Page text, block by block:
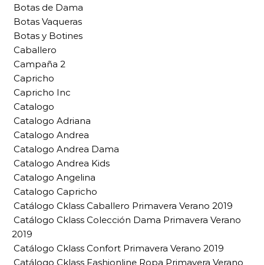
Botas de Dama
Botas Vaqueras
Botas y Botines
Caballero
Campaña 2
Capricho
Capricho Inc
Catalogo
Catalogo Adriana
Catalogo Andrea
Catalogo Andrea Dama
Catalogo Andrea Kids
Catalogo Angelina
Catalogo Capricho
Catálogo Cklass Caballero Primavera Verano 2019
Catálogo Cklass Colección Dama Primavera Verano
2019
Catálogo Cklass Confort Primavera Verano 2019
Catálogo Cklass Fashionline Ropa Primavera Verano